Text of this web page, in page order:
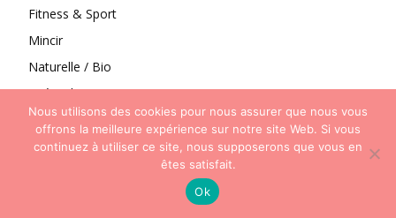
Fitness & Sport
Mincir
Naturelle / Bio
Puériculture
Santé
Nous utilisons des cookies pour nous assurer que nous vous
offrons la meilleure expérience sur notre site Web. Si vous
continuez à utiliser ce site, nous supposerons que vous en
êtes satisfait.
Ok